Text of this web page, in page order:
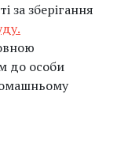
за зберігання
до особи